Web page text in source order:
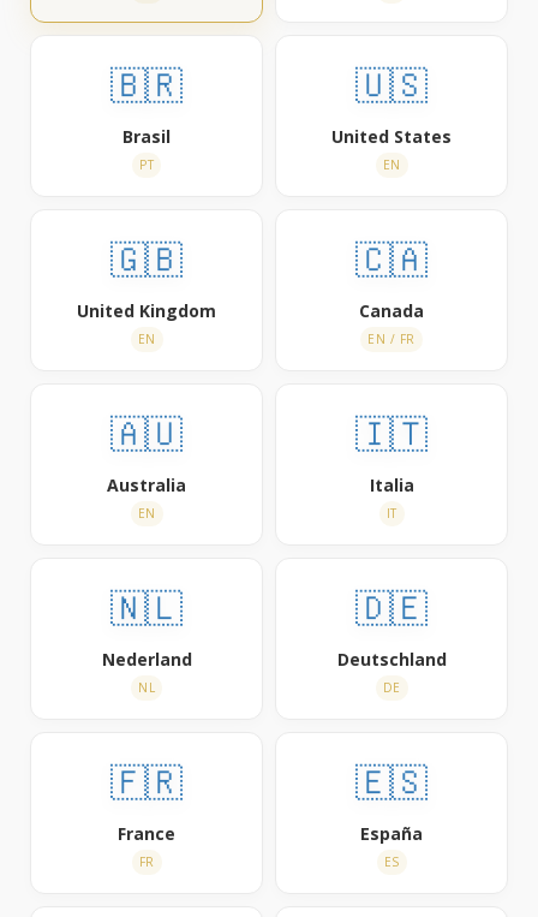
🇧🇷
Brasil
PT
🇺🇸
United States
EN
🇬🇧
United Kingdom
EN
🇨🇦
Canada
EN / FR
🇦🇺
Australia
EN
🇮🇹
Italia
IT
🇳🇱
Nederland
NL
🇩🇪
Deutschland
DE
🇫🇷
France
FR
🇪🇸
España
ES